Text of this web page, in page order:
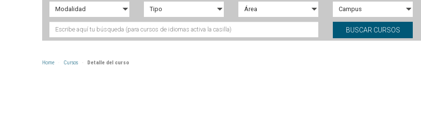
Home Cursos Detalle del curso